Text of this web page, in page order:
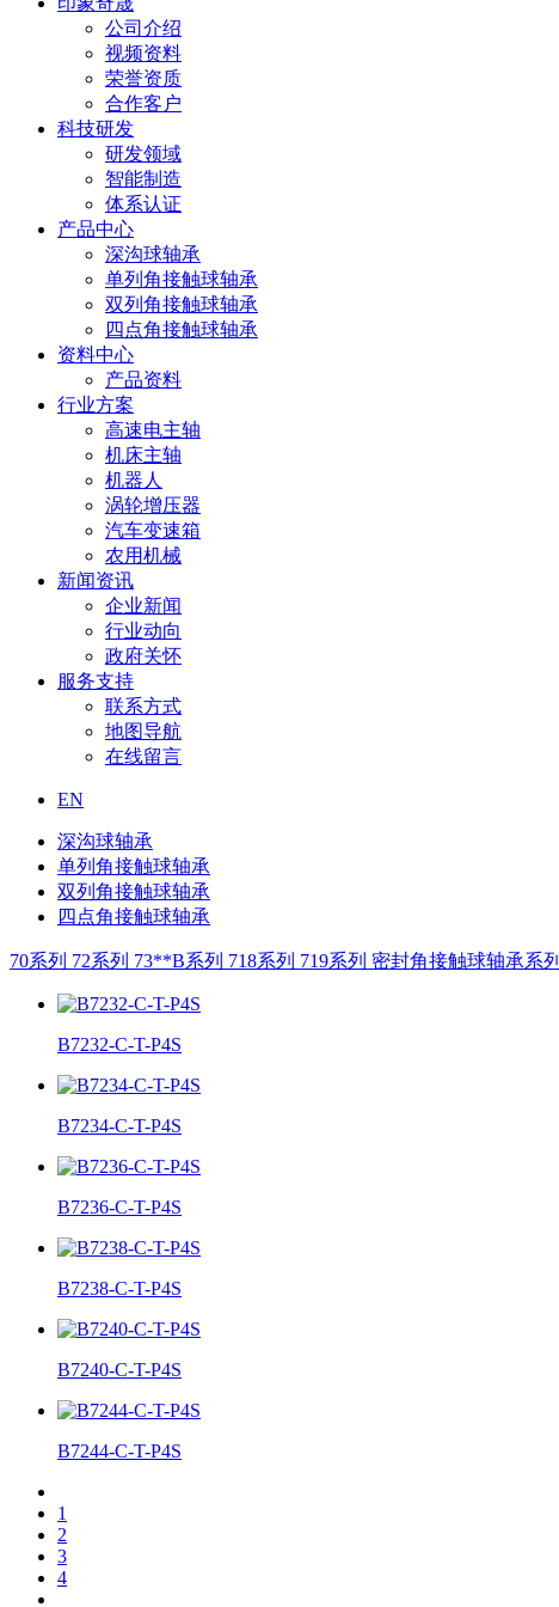
公司介绍
视频资料
荣誉资质
合作客户
科技研发
研发领域
智能制造
体系认证
产品中心
深沟球轴承
单列角接触球轴承
双列角接触球轴承
四点角接触球轴承
资料中心
产品资料
行业方案
高速电主轴
机床主轴
机器人
涡轮增压器
汽车变速箱
农用机械
新闻资讯
企业新闻
行业动向
政府关怀
服务支持
联系方式
地图导航
在线留言
EN
深沟球轴承
单列角接触球轴承
双列角接触球轴承
四点角接触球轴承
70系列 72系列 73**B系列 718系列 719系列 密封角接触球轴承系列
B7232-C-T-P4S
B7234-C-T-P4S
B7236-C-T-P4S
B7238-C-T-P4S
B7240-C-T-P4S
B7244-C-T-P4S
1
2
3
4